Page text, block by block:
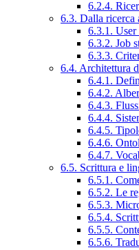
6.2.4.
6.3. Dalla ricerca
6.3.1. User
6.3.2. Job
6.3.3.
6.4. Architettura
6.4.1.
6.4.2.
6.4.3.
6.4.4.
6.4.5.
6.4.6.
6.4.7.
6.5. Scrittura e
6.5.1.
6.5.2. Le
6.5.3.
6.5.4.
6.5.5.
6.5.6.